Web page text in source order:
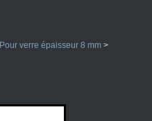
Pour verre épaisseur 8 mm >